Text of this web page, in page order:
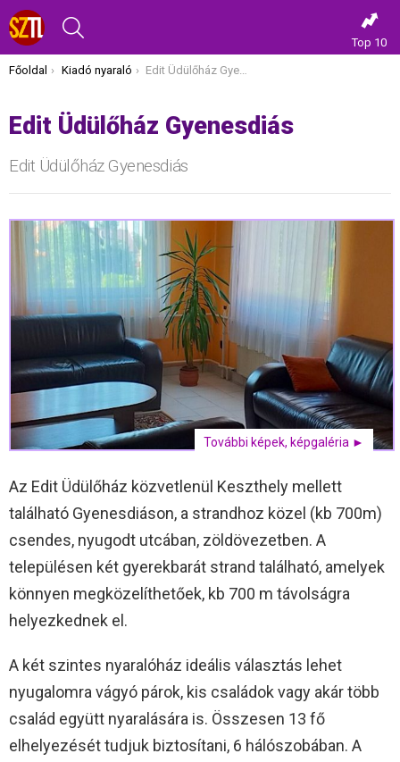
Top 10
Itt vagy most:
Főoldal Kiadó nyaraló Edit Üdülőház Gyenesdiás
Edit Üdülőház Gyenesdiás
Edit Üdülőház Gyenesdiás
További képek, képgaléria ►
Az Edit Üdülőház közvetlenül Keszthely mellett
található Gyenesdiáson, a strandhoz közel (kb 700m)
csendes, nyugodt utcában, zöldövezetben. A
településen két gyerekbarát strand található, amelyek
könnyen megközelíthetőek, kb 700 m távolságra
helyezkednek el.
A két szintes nyaralóház ideális választás lehet
nyugalomra vágyó párok, kis családok vagy akár több
család együtt nyaralására is. Összesen 13 fő
elhelyezését tudjuk biztosítani, 6 hálószobában. A